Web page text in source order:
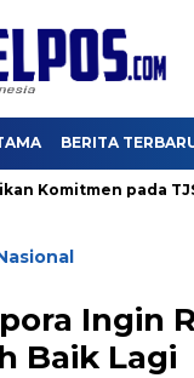
BERITA
pada TJSL &
Ingin
Baik Lagi